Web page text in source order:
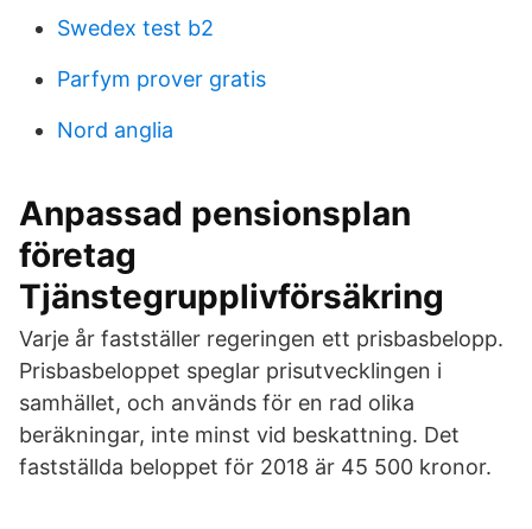
Swedex test b2
Parfym prover gratis
Nord anglia
Anpassad pensionsplan
företag
Tjänstegrupplivförsäkring
Varje år fastställer regeringen ett prisbasbelopp.
Prisbasbeloppet speglar prisutvecklingen i
samhället, och används för en rad olika
beräkningar, inte minst vid beskattning. Det
fastställda beloppet för 2018 är 45 500 kronor.